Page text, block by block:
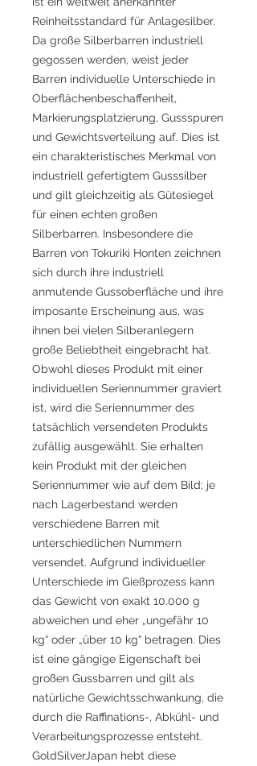
Reinheitsstandard für Anlagesilber.
Da große Silberbarren industriell
gegossen werden, weist jeder
Barren individuelle Unterschiede in
Oberflächenbeschaffenheit,
Markierungsplatzierung, Gussspuren
und Gewichtsverteilung auf. Dies ist
ein charakteristisches Merkmal von
industriell gefertigtem Gusssilber
und gilt gleichzeitig als Gütesiegel
für einen echten großen
Silberbarren. Insbesondere die
Barren von Tokuriki Honten zeichnen
sich durch ihre industriell
anmutende Gussoberfläche und ihre
imposante Erscheinung aus, was
ihnen bei vielen Silberanlegern
große Beliebtheit eingebracht hat.
Obwohl dieses Produkt mit einer
individuellen Seriennummer graviert
ist, wird die Seriennummer des
tatsächlich versendeten Produkts
zufällig ausgewählt. Sie erhalten
kein Produkt mit der gleichen
Seriennummer wie auf dem Bild; je
nach Lagerbestand werden
verschiedene Barren mit
unterschiedlichen Nummern
versendet. Aufgrund individueller
Unterschiede im Gießprozess kann
das Gewicht von exakt 10.000 g
abweichen und eher „ungefähr 10
kg“ oder „über 10 kg“ betragen. Dies
ist eine gängige Eigenschaft bei
großen Gussbarren und gilt als
natürliche Gewichtsschwankung, die
durch die Raffinations-, Abkühl- und
Verarbeitungsprozesse entsteht.
GoldSilverJapan hebt diese